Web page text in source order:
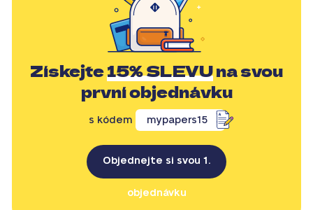
Získejte15% SLEVUna svou
první objednávku
s kódem mypapers15
Objednejte si svou 1.
objednávku